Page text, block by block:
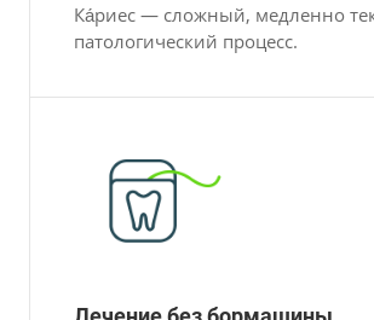
Ка́риес — сложный, медленно
патологический процесс.